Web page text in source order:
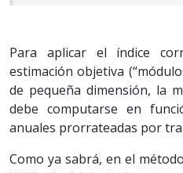
Para aplicar el índice
estimación objetiva
de pequeña dimensión, la
debe computarse en
anuales prorrateadas por
Como ya sabrá, en el